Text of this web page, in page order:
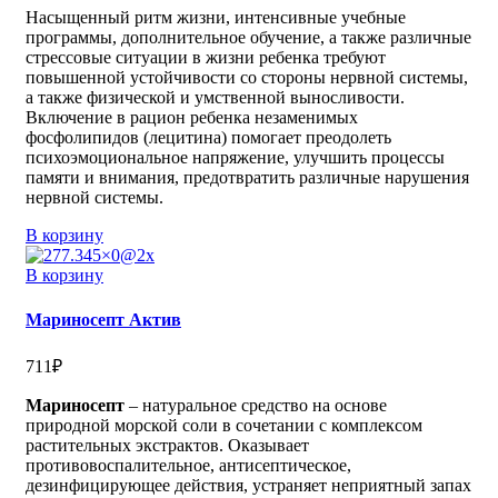
Насыщенный ритм жизни, интенсивные учебные
программы, дополнительное обучение, а также различные
стрессовые ситуации в жизни ребенка требуют
повышенной устойчивости со стороны нервной системы,
а также физической и умственной выносливости.
Включение в рацион ребенка незаменимых
фосфолипидов (лецитина) помогает преодолеть
психоэмоциональное напряжение, улучшить процессы
памяти и внимания, предотвратить различные нарушения
нервной системы.
В корзину
В корзину
Мариносепт Актив
711₽
Мариносепт – натуральное средство на основе
природной морской соли в сочетании с комплексом
растительных экстрактов. Оказывает
противовоспалительное, антисептическое,
дезинфицирующее действия, устраняет неприятный запах